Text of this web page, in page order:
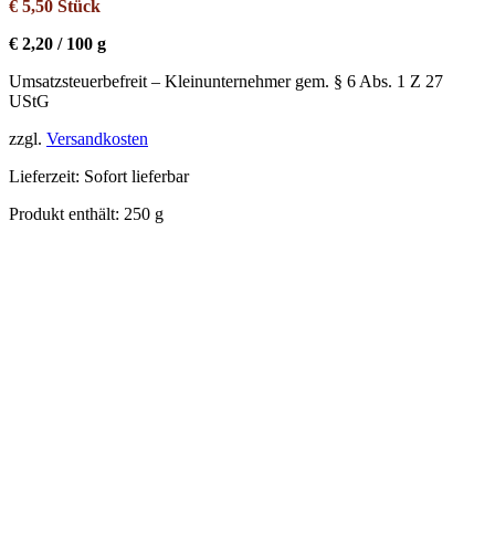
€ 5,50 Stück
€ 2,20 / 100 g
Umsatzsteuerbefreit – Kleinunternehmer gem. § 6 Abs. 1 Z 27
UStG
zzgl. Versandkosten
Lieferzeit: Sofort lieferbar
Produkt enthält: 250 g